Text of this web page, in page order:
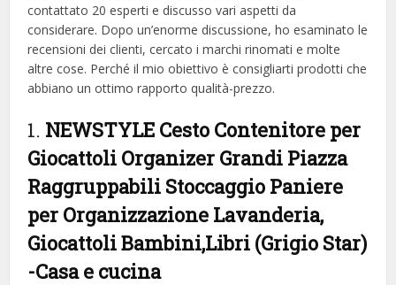
contattato 20 esperti e discusso vari aspetti da
considerare. Dopo un’enorme discussione, ho esaminato le
recensioni dei clienti, cercato i marchi rinomati e molte
altre cose. Perché il mio obiettivo è consigliarti prodotti che
abbiano un ottimo rapporto qualità-prezzo.
1. NEWSTYLE Cesto Contenitore per
Giocattoli Organizer Grandi Piazza
Raggruppabili Stoccaggio Paniere
per Organizzazione Lavanderia,
Giocattoli Bambini,Libri (Grigio Star)
-Casa e cucina